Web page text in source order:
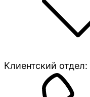
Клиентский отдел: